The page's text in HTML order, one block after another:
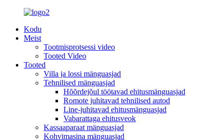
Kodu
Meist
Tootmisprotsessi video
Tooted Video
Tooted
Villa ja lossi mänguasjad
Tehnilised mänguasjad
Hõõrdejõul töötavad ehitusmänguasjad
Romote juhitavad tehnilised autod
Line-juhitavad ehitusmänguasjad
Vabarattaga ehitusveok
Kassaaparaat mänguasjad
Kohvimasina mänguasjad